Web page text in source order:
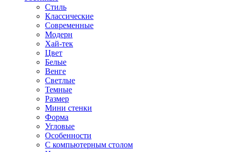
Стиль
Классические
Современные
Модерн
Хай-тек
Цвет
Белые
Венге
Светлые
Темные
Размер
Мини стенки
Форма
Угловые
Особенности
С компьютерным столом